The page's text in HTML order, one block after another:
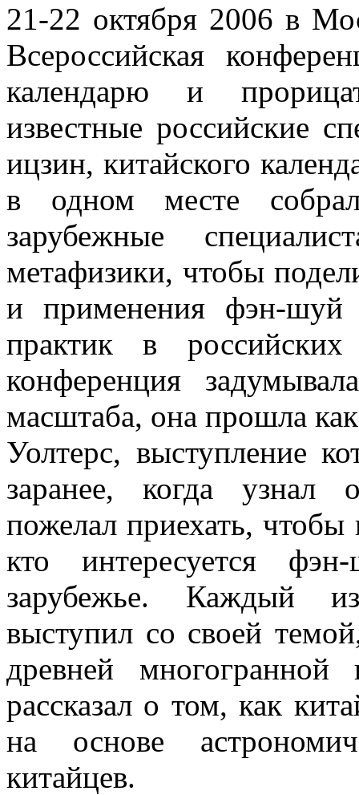
21-22 октября 2006 в
Всероссийская
календарю и
известные российские
ицзин, китайского
в одном месте
зарубежные
метафизики, чтобы
и применения фэн-шуй
практик в
конференция
масштаба, она прошла
Уолтерс, выступление
заранее, когда узнал
пожелал приехать,
кто интересуется
зарубежье. Каждый
выступил со своей
древней
рассказал о том, как
на основе
китайцев.